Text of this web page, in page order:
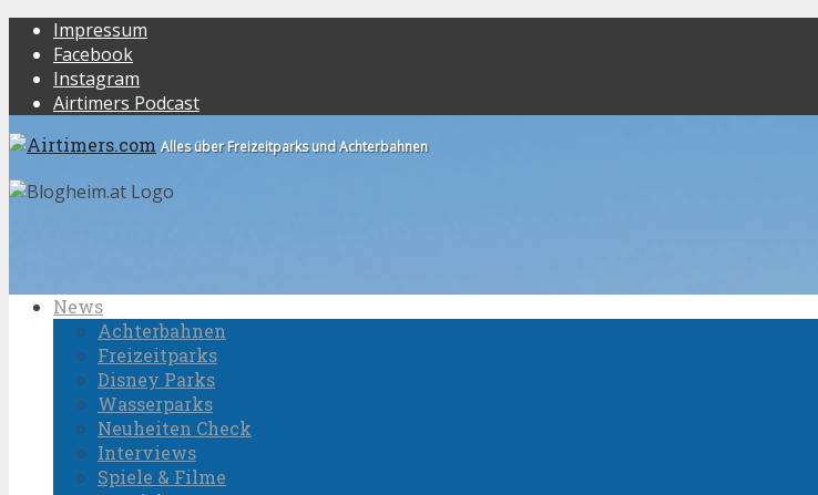
Impressum
Facebook
Instagram
Airtimers Podcast
Alles über Freizeitparks und Achterbahnen
News
Achterbahnen
Freizeitparks
Disney Parks
Wasserparks
Neuheiten Check
Interviews
Spiele & Filme